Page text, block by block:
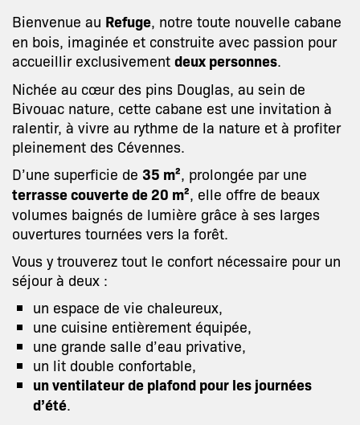
Bienvenue au Refuge, notre toute nouvelle cabane
en bois, imaginée et construite avec passion pour
accueillir exclusivement deux personnes.
Nichée au cœur des pins Douglas, au sein de
Bivouac nature, cette cabane est une invitation à
ralentir, à vivre au rythme de la nature et à profiter
pleinement des Cévennes.
D’une superficie de 35 m², prolongée par une
terrasse couverte de 20 m², elle offre de beaux
volumes baignés de lumière grâce à ses larges
ouvertures tournées vers la forêt.
Vous y trouverez tout le confort nécessaire pour un
séjour à deux :
un espace de vie chaleureux,
une cuisine entièrement équipée,
une grande salle d’eau privative,
un lit double confortable,
un ventilateur de plafond pour les journées
d’été.